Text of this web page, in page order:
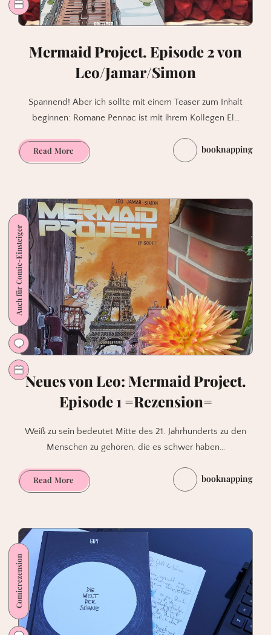
Mermaid Project. Episode 2 von
Leo/Jamar/Simon
Spannend! Aber ich sollte mit einem Teaser zum Inhalt
beginnen: Romane Pennac ist mit ihrem Kollegen El…
Read MoreMermaid
Project.
von
Leo/Jamar/Simon
booknapping
Auch für Comic-Einsteiger
Neues von Leo: Mermaid Project.
Episode 1 =Rezension=
Weiß zu sein bedeutet Mitte des 21. Jahrhunderts zu den
Menschen zu gehören, die es schwer haben…
Read MoreNeues
von
Project.
Episode
1
booknapping
Comicrezension